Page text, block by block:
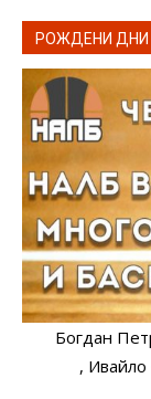
РОЖДЕНИ ДНИ
Богдан
, Ивайло